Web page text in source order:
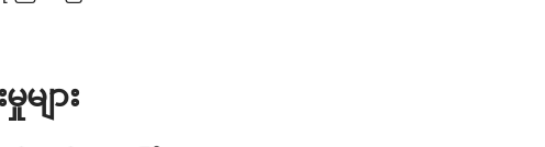
ျား